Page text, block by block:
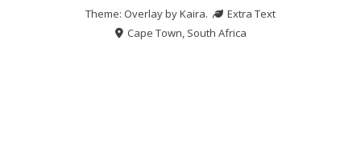
Theme: Overlay byKaira.
Extra Text
Cape Town, South Africa